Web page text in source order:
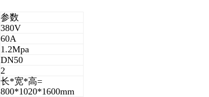
参数
380V
60A
1.2Mpa
DN50
2
长*宽*高=
800*1020*1600mm